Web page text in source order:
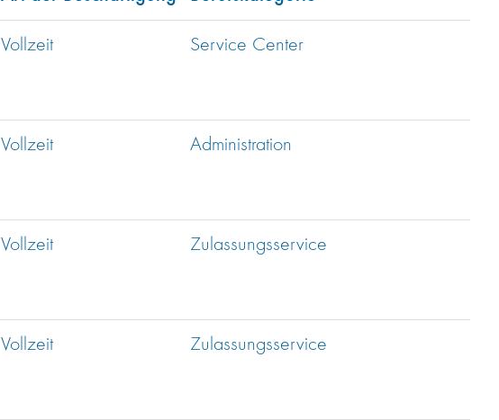
Vollzeit Service Center
Vollzeit Administration
Vollzeit Zulassungsservice
Vollzeit Zulassungsservice